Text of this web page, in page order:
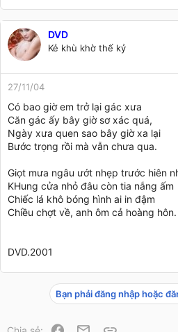
DVD
Kẻ khù khờ thế kỷ
27/11/04
Có bao giờ em trở lại gác xưa
Căn gác ấy bây giờ sơ xác quá,
Ngày xưa quen sao bây giờ xa lại
Bước trọng rồi mà vẫn chưa qua.
Giọt mưa ngâu ướt nhẹp trước hiên
KHung cửa nhỏ đâu còn tia nắng ấm
Chiếc lá khô bóng hình ai in đậm
Chiều chợt về, anh ôm cả hoàng hôn.
DVD.2001
Bạn phải đăng nhập hoặc
Facebook
Email